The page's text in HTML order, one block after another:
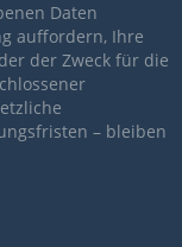
Daten
auffordern, Ihre
der Zweck für die
– bleiben